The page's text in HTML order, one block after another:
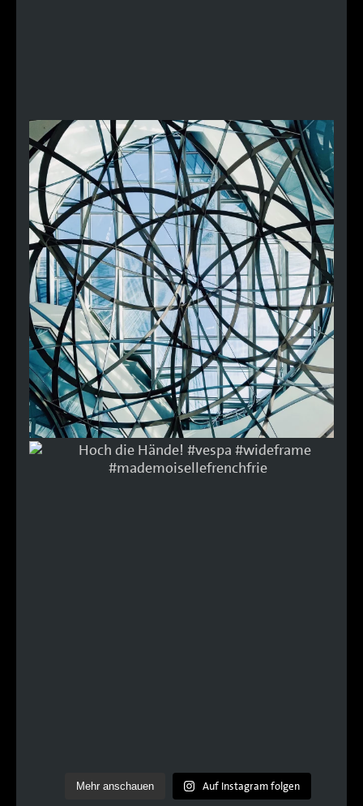
Mehr anschauen Auf Instagram folgen